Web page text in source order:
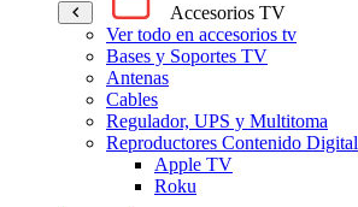
Accesorios TV
Ver todo en accesorios tv
Bases y Soportes TV
Antenas
Cables
Regulador, UPS y Multitoma
Reproductores Contenido Digital
Apple TV
Roku